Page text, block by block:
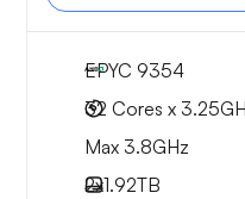
EPYC 9354
32 Cores x
Max 3.8GHz
2x1.92TB